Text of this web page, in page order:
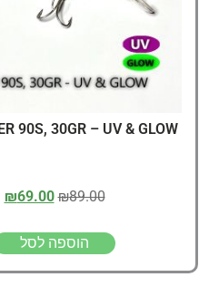
90S, 30GR – UV & GLOW
₪89.00
₪69.00
הוספה לסל